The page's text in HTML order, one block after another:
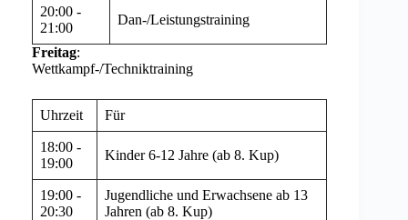
20:00 -
21:00
Dan-/Leistungstraining
Freitag:
Wettkampf-/Techniktraining
Uhrzeit Für
18:00 -
19:00
Kinder 6-12 Jahre (ab 8. Kup)
19:00 -
20:30
Jugendliche und Erwachsene ab 13
Jahren (ab 8. Kup)